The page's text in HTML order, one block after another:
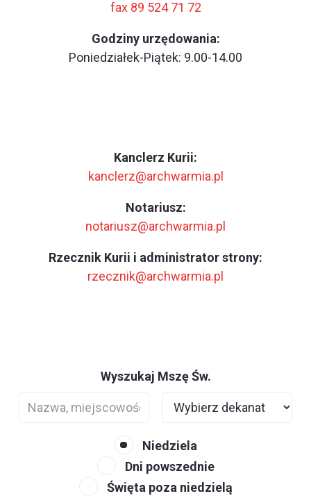
fax 89 524 71 72
Godziny urzędowania:
Poniedziałek-Piątek: 9.00-14.00
Kanclerz Kurii:
kanclerz@archwarmia.pl
Notariusz:
notariusz@archwarmia.pl
Rzecznik Kurii i administrator strony:
rzecznik@archwarmia.pl
Wyszukaj Mszę Św.
Niedziela
Dni powszednie
Święta poza niedzielą